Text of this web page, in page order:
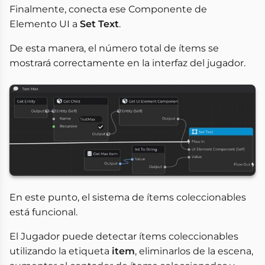
Finalmente, conecta ese Componente de
Elemento UI a Set Text.
De esta manera, el número total de ítems se
mostrará correctamente en la interfaz del jugador.
En este punto, el sistema de ítems coleccionables
está funcional.
El Jugador puede detectar ítems coleccionables
utilizando la etiqueta item, eliminarlos de la escena,